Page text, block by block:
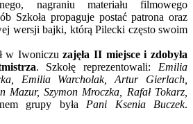
nagraniu materiału filmowego
Szkoła propaguje postać patrona oraz
wersji bajki, którą Pilecki często swoim
w Iwoniczuzajęła II miejsce i zdobyła
. Szkołę reprezentowali: Emilia
Emilia Warcholak, Artur Gierlach,
Mazur, Szymon Mroczka, Rafał Tokarz,
grupy była Pani Ksenia Buczek.